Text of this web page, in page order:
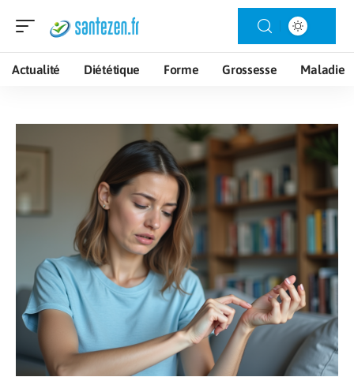
Actualité Diététique Forme Grossesse Maladie